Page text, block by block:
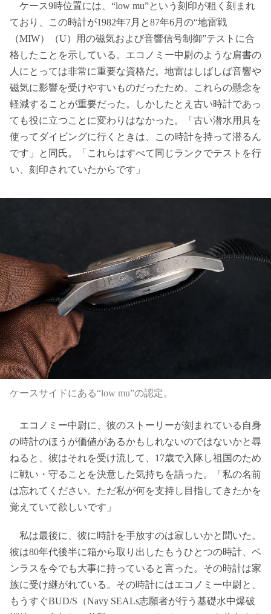
ケース9時位置には、“low mu”という刻印が粗く刻まれ
ており、この時計が1982年7月と87年6月の“地雷戦
（MIW）（U）用の磁気および音響信号制御”テストに合
格したことを示している。エコノミー中尉のような肩書の
人にとっては非常に重要な資格だ。地雷はしばしば音響や
磁気に影響を受けやすいものだったため、これらの懸念を
軽減することが重要だった。しかしたとえ古い時計であっ
ても役に立つことに変わりはなかった。「古い潜水用具を
使ってダイビングに行くときは、この時計を持って潜るん
です」と同氏。「これらはすべて同じランクでテストを行
い、刻印されていたからです」
ケースサイドにある“low mu”の認定。
エコノミー中尉に、彼のストーリーが刻まれている自身
の時計のほうが価値があるかもしれないのではないかと尋
ねると、彼はそれを受け流して、17歳で入隊し祖国のため
に戦い・守ることを決意した気持ちを語った。「私の名前
は忘れてください。ただ私が何を支持し目指してきたかを
覚えていて欲しいです」
私は最後に、彼に時計を手放すのは寂しいかと聞いた。
彼は80年代後半に箱から取り出したもうひとつの時計、ベ
ンラスを今でも大事に持っていると言った。その時計は家
族に受け継がれている。その時計にはエコノミー中尉と、
もうすぐBUD/S（Navy SEALs志願者が行う基礎水中爆破